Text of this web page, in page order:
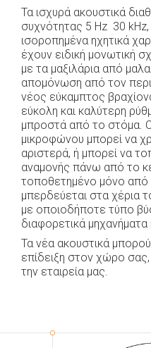
Τα ισχυρά ακουστικά
συχνότητας 5 Hz  30
ισοροπημένα ηχητικά
έχουν ειδική μονωτική
με τα μαξιλάρια από
απομόνωση από τον
νέος εύκαμπτος
εύκολη και καλύτερη
μπροστά από το στόμα.
μικροφώνου μπορεί να
αριστερά, ή μπορεί να
αναμονής πάνω από το
τοποθετημένο μόνο από
μπερδεύεται στα χέρια
με οποιοδήποτε τύπο
διαφορετικά μηχανήματα
Τα νέα ακουστικά
επίδειξη στον χώρο
την εταιρεία μας.